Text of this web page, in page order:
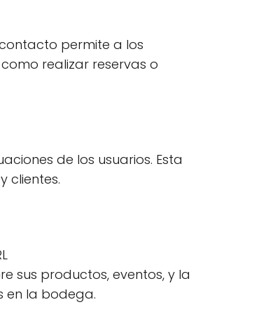
permite a los
realizar reservas o
de los usuarios. Esta
clientes.
sus productos, eventos, y la
en la bodega.